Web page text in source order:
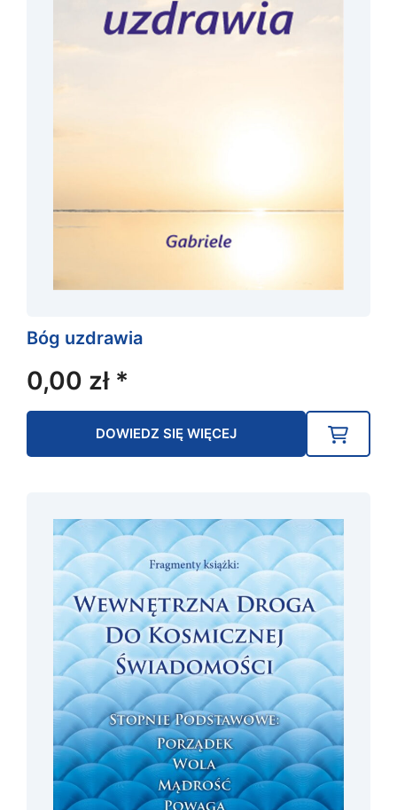
Bóg uzdrawia
0,00 zł *
DOWIEDZ SIĘ WIĘCEJ